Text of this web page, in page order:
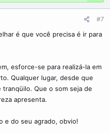
#7
é que você precisa é ir para
esforce-se para realizá-la em
Qualquer lugar, desde que
Que o som seja de
apresenta.
e do seu agrado, obvio!